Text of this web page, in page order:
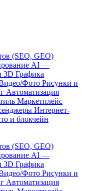
(SEO, GEO)
AI —
3D Графика
Фото Рисунки и
Автоматизация
Маркетплейс
Интернет-
и блокчейн
(SEO, GEO)
AI —
3D Графика
Фото Рисунки и
Автоматизация